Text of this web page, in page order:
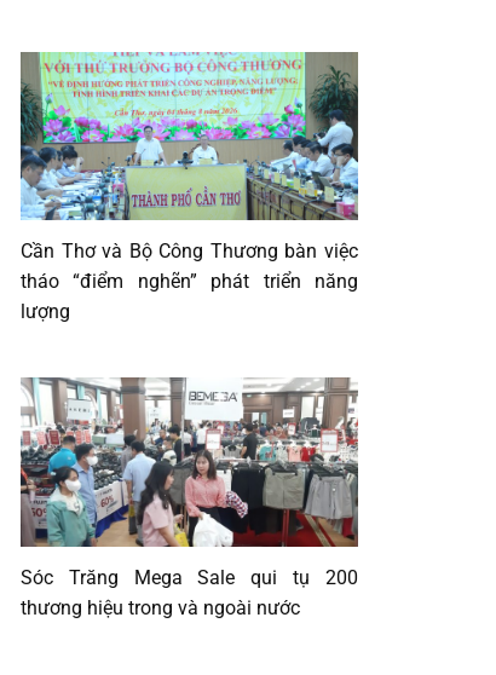
Cần Thơ và Bộ Công Thương bàn việc
tháo “điểm nghẽn” phát triển năng
lượng
Sóc Trăng Mega Sale qui tụ 200
thương hiệu trong và ngoài nước